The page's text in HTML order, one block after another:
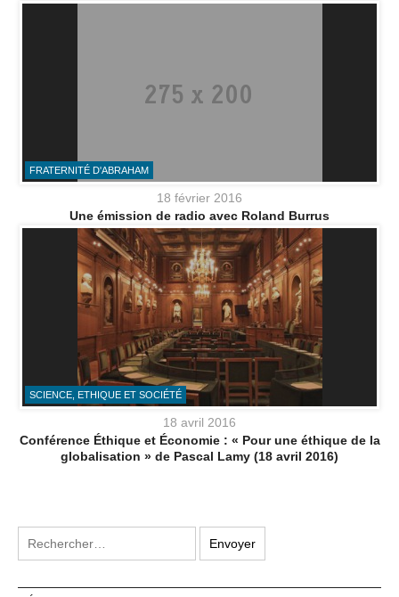
FRATERNITÉ D'ABRAHAM
18 février 2016
Une émission de radio avec Roland Burrus
SCIENCE, ETHIQUE ET SOCIÉTÉ
18 avril 2016
Conférence Éthique et Économie : « Pour une éthique de la
globalisation » de Pascal Lamy (18 avril 2016)